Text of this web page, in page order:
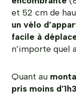
et 52 cm de
un vélo
facile à
n’importe quel
Quant au
pris moins